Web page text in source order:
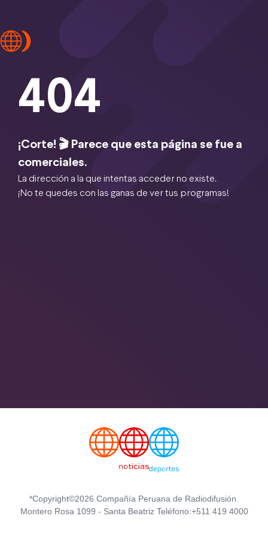
404
¡Corte! 🎬 Parece que esta página se fue a
comerciales.
La dirección a la que intentas acceder no existe.
¡No te quedes con las ganas de ver tus programas!
*Copyright©2026 Compañía Peruana de Radiodifusión.
Montero Rosa 1099 - Santa Beatriz Teléfono:+511 419 4000